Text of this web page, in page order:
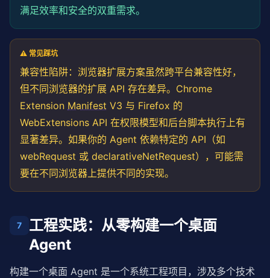
满足效率和安全的双重需求。
⚠️ 常见踩坑
兼容性陷阱：浏览器扩展方案虽然跨平台兼容性好，
但不同浏览器的扩展 API 存在差异。Chrome
Extension Manifest V3 与 Firefox 的
WebExtensions API 在权限模型和后台脚本执行上有
显著差异。如果你的 Agent 依赖特定的 API（如
webRequest 或 declarativeNetRequest），可能需
要在不同浏览器上提供不同的实现。
7
工程实践：从零构建一个桌面
Agent
构建一个桌面 Agent 是一个系统工程项目，涉及多个技术